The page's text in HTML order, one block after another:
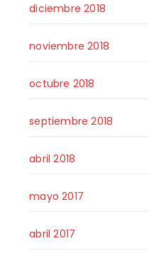
diciembre 2018
noviembre 2018
octubre 2018
septiembre 2018
abril 2018
mayo 2017
abril 2017